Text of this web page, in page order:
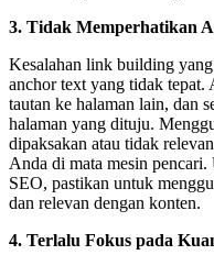
3. Tidak Memperhatikan
Kesalahan link building
anchor text yang tidak tepat.
tautan ke halaman lain, dan
halaman yang dituju.
dipaksakan atau tidak
Anda di mata mesin
SEO, pastikan untuk
dan relevan dengan konten.
4. Terlalu Fokus pada